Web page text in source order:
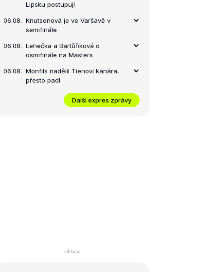
Lipsku postupují
06.08. Knutsonová je ve Varšavě v
semifinále
06.08. Lehečka a Bartůňková o
osmifinále na Masters
06.08. Monfils nadělil Tienovi kanára,
přesto padl
Další expres zprávy